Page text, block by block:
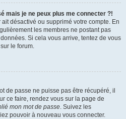
mais je ne peux plus me connecter ?!
ait désactivé ou supprimé votre compte. En
les membres ne postant pas
Si cela vous arrive, tentez de vous
le forum.
de passe ne puisse pas être récupéré, il
ce faire, rendez vous sur la page de
mon mot de passe. Suivez les
pouvoir à nouveau vous connecter.